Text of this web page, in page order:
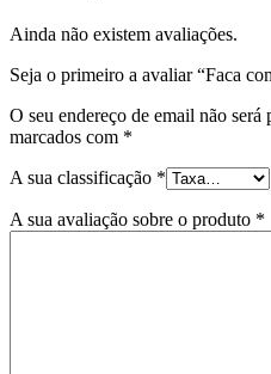
Ainda não existem avaliações.
Seja o primeiro a avaliar “Faca
O seu endereço de email não será
marcados com *
A sua classificação *
A sua avaliação sobre o produto *